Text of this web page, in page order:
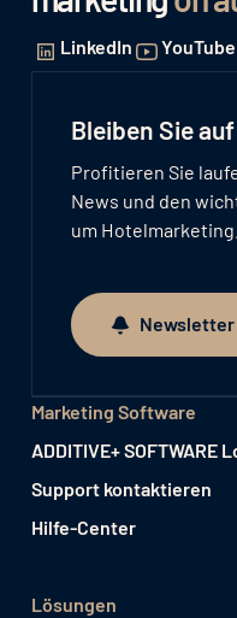
LinkedIn YouTube
Bleiben Sie
Profitieren Sie
News und den
um Hotelmarketing.
Newsletter
Marketing Software
ADDITIVE+ SOFTWARE
Support kontaktieren
Hilfe-Center
Lösungen